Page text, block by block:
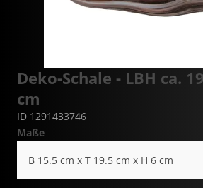
Deko-Schale - LBH ca.
cm
ID 1291433746
Maße
B 15.5 cm x T 19.5 cm x H 6 cm